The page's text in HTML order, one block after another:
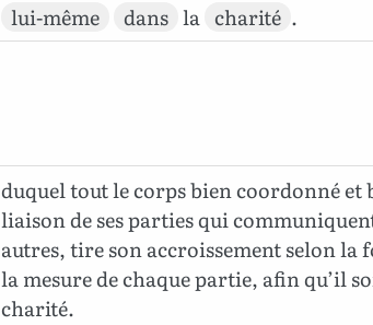
lui-même
dans la charité .
duquel tout le corps bien coordonné et
liaison de ses parties qui
autres, tire son accroissement selon la
la mesure de chaque partie, afin qu’il
charité.